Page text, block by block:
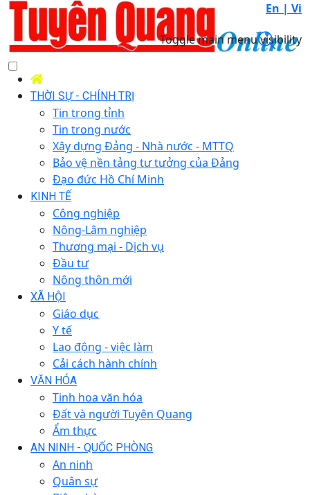
En | Vi
Toggle main menu visibility
THỜI SỰ - CHÍNH TRỊ
Tin trong tỉnh
Tin trong nước
Xây dựng Đảng - Nhà nước - MTTQ
Bảo vệ nền tảng tư tưởng của Đảng
Đạo đức Hồ Chí Minh
KINH TẾ
Công nghiệp
Nông-Lâm nghiệp
Thương mại - Dịch vụ
Đầu tư
Nông thôn mới
XÃ HỘI
Giáo dục
Y tế
Lao động - việc làm
Cải cách hành chính
VĂN HÓA
Tinh hoa văn hóa
Đất và người Tuyên Quang
Ẩm thực
AN NINH - QUỐC PHÒNG
An ninh
Quân sự